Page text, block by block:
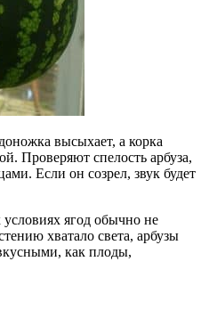
высыхает, а корка
Проверяют спелость арбуза,
Если он созрел, звук будет
ягод обычно не
хватало света, арбузы
как плоды,